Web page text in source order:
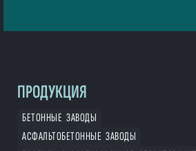
ПРОДУКЦИЯ
БЕТОННЫЕ ЗАВОДЫ
АСФАЛЬТОБЕТОННЫЕ ЗАВОДЫ